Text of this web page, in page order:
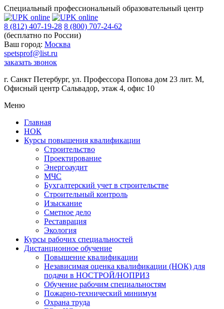
Специальный профессиональный образовательный центр
8 (812) 407-19-28 8 (800) 707-24-62
(бесплатно по России)
Ваш город: Москва
spetsprof@list.ru
заказать звонок
г. Санкт Петербург, ул. Профессора Попова дом 23 лит. М,
Офисный центр Сальвадор, этаж 4, офис 10
Меню
Главная
НОК
Курсы повышения квалификации
Строительство
Проектирование
Энергоаудит
МЧС
Бухгалтерский учет в строительстве
Строительный контроль
Изыскание
Сметное дело
Реставрация
Экология
Курсы рабочих специальностей
Дистанционное обучение
Повышение квалификации
Независимая оценка квалификации (НОК) для
подачи в НОСТРОЙ/НОПРИЗ
Обучение рабочим специальностям
Пожарно-технический минимум
Охрана труда